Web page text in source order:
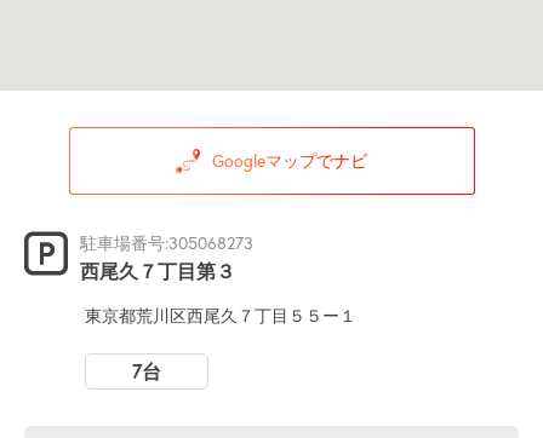
Googleマップでナビ
駐車場番号:305068273
西尾久７丁目第３
東京都荒川区西尾久７丁目５５ー１
7台